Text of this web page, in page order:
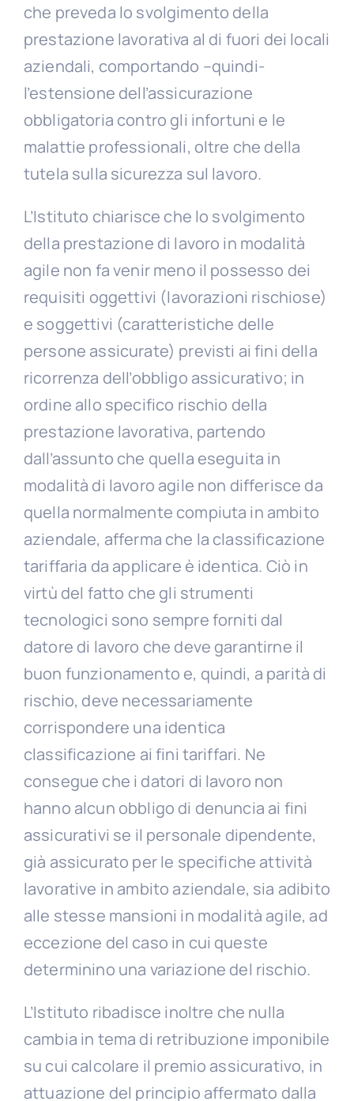
che preveda lo svolgimento della
prestazione lavorativa al di fuori dei locali
aziendali, comportando –quindi-
l’estensione dell’assicurazione
obbligatoria contro gli infortuni e le
malattie professionali, oltre che della
tutela sulla sicurezza sul lavoro.
L’Istituto chiarisce che lo svolgimento
della prestazione di lavoro in modalità
agile non fa venir meno il possesso dei
requisiti oggettivi (lavorazioni rischiose)
e soggettivi (caratteristiche delle
persone assicurate) previsti ai fini della
ricorrenza dell’obbligo assicurativo; in
ordine allo specifico rischio della
prestazione lavorativa, partendo
dall’assunto che quella eseguita in
modalità di lavoro agile non differisce da
quella normalmente compiuta in ambito
aziendale, afferma che la classificazione
tariffaria da applicare è identica. Ciò in
virtù del fatto che gli strumenti
tecnologici sono sempre forniti dal
datore di lavoro che deve garantirne il
buon funzionamento e, quindi, a parità di
rischio, deve necessariamente
corrispondere una identica
classificazione ai fini tariffari. Ne
consegue che i datori di lavoro non
hanno alcun obbligo di denuncia ai fini
assicurativi se il personale dipendente,
già assicurato per le specifiche attività
lavorative in ambito aziendale, sia adibito
alle stesse mansioni in modalità agile, ad
eccezione del caso in cui queste
determinino una variazione del rischio.
L’Istituto ribadisce inoltre che nulla
cambia in tema di retribuzione imponibile
su cui calcolare il premio assicurativo, in
attuazione del principio affermato dalla